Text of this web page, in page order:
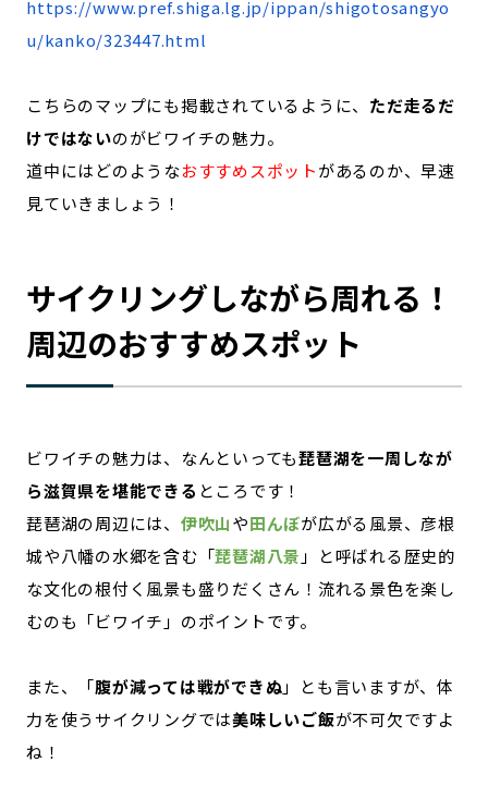
https://www.pref.shiga.lg.jp/ippan/shigotosangyo
u/kanko/323447.html
こちらのマップにも掲載されているように、 ただ走るだ
けではないのがビワイチの魅力。
道中にはどのようなおすすめスポットがあるのか、早速
見ていきましょう！
サイクリングしながら周れる！
周辺のおすすめスポット
ビワイチの魅力は、なんといっても琵琶湖を一周しなが
ら滋賀県を堪能できる ところです！
琵琶湖の周辺には、 伊吹山や田んぼが広がる風景、彦根
城や八幡の水郷を含む「琵琶湖八景 」と呼ばれる歴史的
な文化の根付く風景も盛りだくさん！流れる景色を楽し
むのも「ビワイチ」のポイントです。
また、「腹が減っては戦ができぬ」とも言いますが、体
力を使うサイクリングでは美味しいご飯が不可欠ですよ
ね！